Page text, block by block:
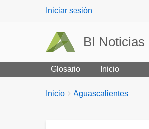
User
Iniciar sesión
BI Noticias
Glosario Inicio
Breadcrumbs
You
Inicio Aguascalientes